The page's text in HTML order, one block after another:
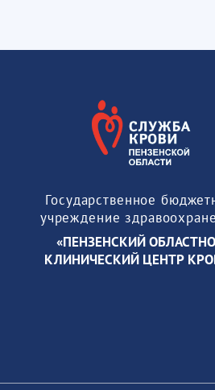
Государственное
учреждение
«ПЕНЗЕНСКИЙ
КЛИНИЧЕСКИЙ ЦЕНТР